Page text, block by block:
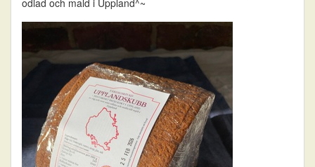
odlad och mald i Uppland^~